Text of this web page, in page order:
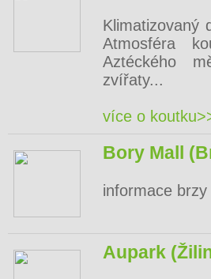
Klimatizovaný
Atmosféra
Aztéckého
zvířaty...
více o
Bory Mall
informace brzy
Aupark